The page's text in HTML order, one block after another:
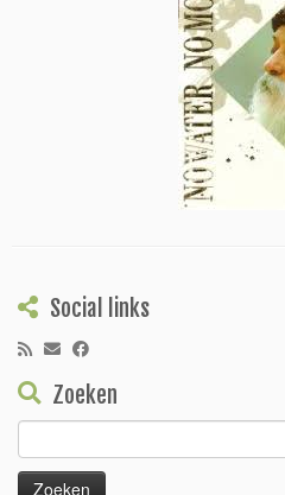
Social links
Zoeken
naar: